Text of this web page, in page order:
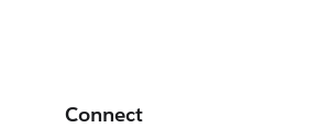
Connect